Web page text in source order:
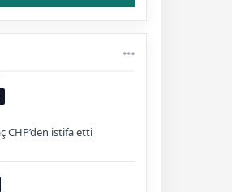
CHP’den istifa etti